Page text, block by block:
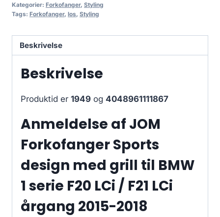
Kategorier: Forkofanger, Styling
Tags: Forkofanger, los, Styling
Beskrivelse
Beskrivelse
Produktid er 1949 og 4048961111867
Anmeldelse af JOM
Forkofanger Sports
design med grill til BMW
1 serie F20 LCi / F21 LCi
årgang 2015-2018